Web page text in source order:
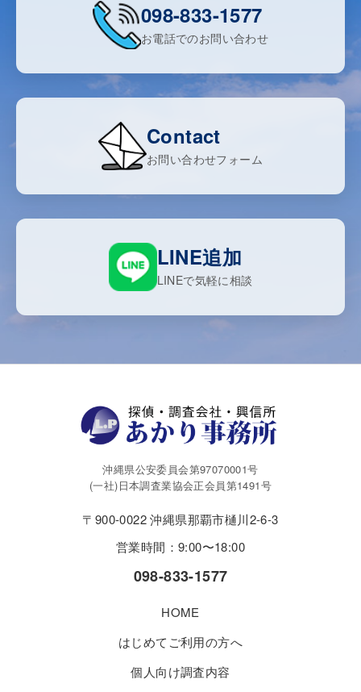
098-833-1577
お電話でのお問い合わせ
Contact
お問い合わせフォーム
LINE追加
LINEで気軽に相談
沖縄県公安委員会第97070001号
(一社)日本調査業協会正会員第1491号
〒900-0022 沖縄県那覇市樋川2-6-3
営業時間：9:00〜18:00
098-833-1577
HOME
はじめてご利用の方へ
個人向け調査内容